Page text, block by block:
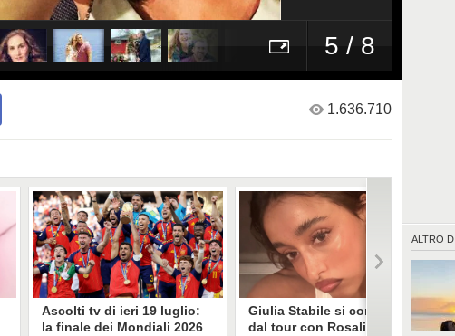
5 / 8
ALTRO DI
1.636.710
Ascolti tv di ieri 19 luglio:
la finale dei Mondiali 2026
Giulia Stabile si confessa
dal tour con Rosalia: "Non